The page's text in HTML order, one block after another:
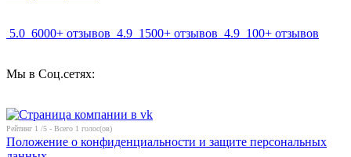
5.0 6000+ отзывов 4.9 1500+ отзывов 4.9 100+ отзывов
Мы в Соц.сетях:
Рейтинг 1 /5 - Всего 1 голос(ов)
Положение о конфиденциальности и защите персональных